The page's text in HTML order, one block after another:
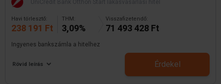
Havi törlesztő:
238 191 Ft
THM:
3,09%
Visszafizetendő:
71 493 428 Ft
Ingyenes bankszámla a hitelhez
Rövid leírás Érdekel